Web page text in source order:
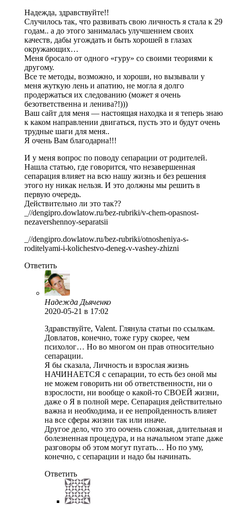
Надежда, здравствуйте!!
Случилось так, что развивать свою личность я стала к 29
годам.. а до этого занималась улучшением своих
качеств, дабы угождать и быть хорошей в глазах
окружающих…
Меня бросало от одного «гуру» со своими теориями к
другому.
Все те методы, возможно, и хороши, но вызывали у
меня жуткую лень и апатию, не могла я долго
продержаться их следованию (может я очень
безответственна и ленива?!)))
Ваш сайт для меня — настоящая находка и я теперь знаю
к каком направлении двигаться, пусть это и будут очень
трудные шаги для меня..
Я очень Вам благодарна!!!
И у меня вопрос по поводу сепарации от родителей.
Нашла статью, где говорится, что незавершенная
сепарация влияет на всю нашу жизнь и без решения
этого ну никак нельзя. И это должны мы решить в
первую очередь.
Действительно ли это так??
_//dengipro.dowlatow.ru/bez-rubriki/v-chem-opasnost-
nezavershennoy-separatsii
_//dengipro.dowlatow.ru/bez-rubriki/otnosheniya-s-
roditelyami-i-kolichestvo-deneg-v-vashey-zhizni
Ответить
Надежда Дьяченко
2020-05-21 в 17:02
Здравствуйте, Valent. Глянула статьи по ссылкам.
Довлатов, конечно, тоже гуру скорее, чем
психолог… Но во многом он прав относительно
сепарации.
Я бы сказала, Личность и взрослая жизнь
НАЧИНАЕТСЯ с сепарации, то есть без оной мы
не можем говорить ни об ответственности, ни о
взрослости, ни вообще о какой-то СВОЕЙ жизни,
даже о Я в полной мере. Сепарация действительно
важна и необходима, и ее непройденность влияет
на все сферы жизни так или иначе.
Другое дело, что это оочень сложная, длительная и
болезненная процедура, и на начальном этапе даже
разговоры об этом могут пугать… Но по уму,
конечно, с сепарации и надо бы начинать.
Ответить